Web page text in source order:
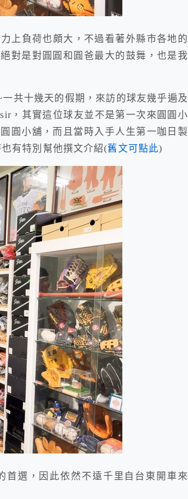
負荷也頗大，不過看著外縣市各地的
對是對圓圓和圓爸最大的鼓舞，也是我
共十幾天的假期，來訪的球友幾乎遍及
，其實這位球友並不是第一次來圓圓小
圓小舖，而且當時入手人生第一咖日製
有特別幫他撰文介紹(舊文可點此)
選，因此依然不遠千里自台東開車來